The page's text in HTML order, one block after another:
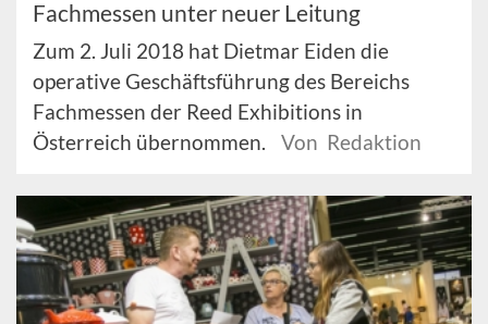
Fachmessen unter neuer Leitung
Zum 2. Juli 2018 hat Dietmar Eiden die
operative Geschäftsführung des Bereichs
Fachmessen der Reed Exhibitions in
Österreich übernommen.
Von Redaktion